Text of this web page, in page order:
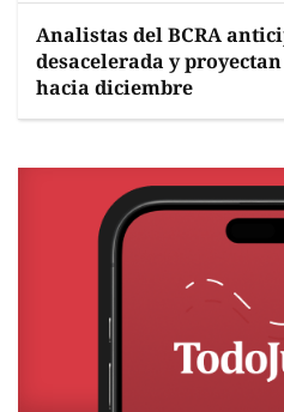
Analistas del BCRA
desacelerada y
hacia diciembre